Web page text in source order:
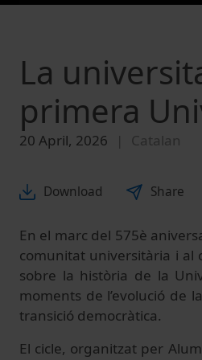
La
primera
20 April, 2026 Catalan
Download Share
En el marc del 575è
comunitat universitària i al
sobre la història de la
moments de l’evolució de
transició democràtica.
El cicle, organitzat per